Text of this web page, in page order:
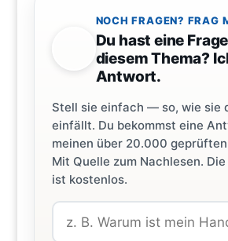
NOCH FRAGEN? FRAG
Du hast eine
diesem Thema?
Antwort.
Stell sie einfach — so, wie sie
einfällt. Du bekommst eine
meinen über 20.000
Mit Quelle zum Nachlesen.
ist kostenlos.